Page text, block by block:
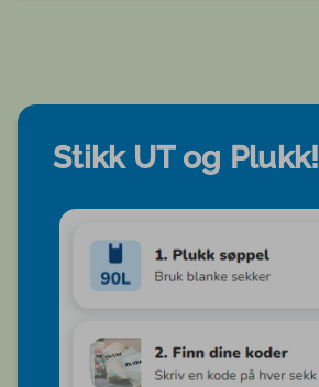
Stikk UT og Plukk!